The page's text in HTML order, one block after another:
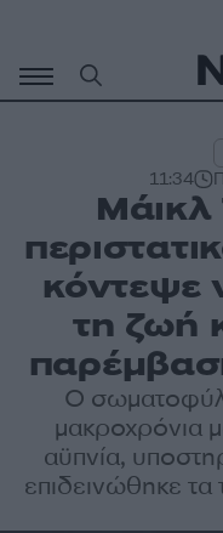
περιεχόμενο
11:34
Μάικλ
κόντεψε
τη ζωή
Ο
μακροχρόνια
αϋπνία,
επιδεινώθηκε τα